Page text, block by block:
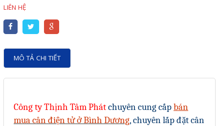
LIÊN HỆ
MÔ TẢ CHI TIẾT
Công ty Thịnh Tâm Phátchuyên cung cấpbán
mua cân điện tử ở Bình Dương, chuyên lắp đặt cân
Motor Servo / Driver Servo
Cáp lập trình PLC - HMI -
Cân Điện Tử
Thiết bị điều khiển và giám